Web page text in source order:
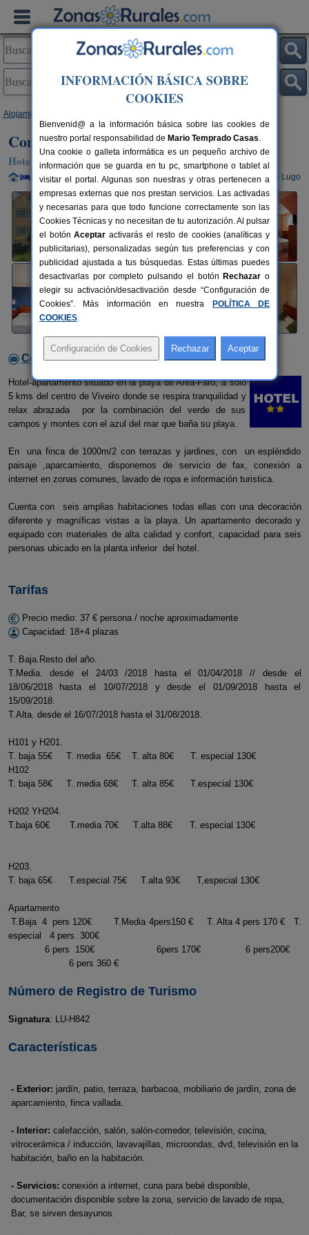
Alojamientos
Complexo Alameda
Hotel en Viveiro (Lugo)
Alquiler completo y por habitaciones 18+4 plazas 95 km de Lugo
Contactar con el alojamiento
Hotel-apartamento situado en la playa de Area-Faro, a sólo
5 kms del centro de Viveiro donde se respira tranquilidad y
relax abrazada por la combinación del verde de sus
campos y montes con el azul del mar que baña su playa.
En una finca de 1000m/2 con terrazas y jardines, con un espléndido
paisaje ,aparcamiento, disponemos de servicio de fax, conexión a
internet en zonas comunes, lavado de ropa e información turistica.
Cuenta con seis amplias habitaciones todas ellas con una decoración
diferente y magníficas vistas a la playa. Un apartamento decorado y
equipado con materiales de alta calidad y confort, capacidad para seis
personas ubicado en la planta inferior del hotel.
Tarifas
Precio medio: 37 € persona / noche aproximadamente
Capacidad: 18+4 plazas
T. Baja.Resto del año.
T.Media. desde el 24/03 /2018 hasta el 01/04/2018 // desde el
18/06/2018 hasta el 10/07/2018 y desde el 01/09/2018 hasta el
15/09/2018.
T.Alta. desde el 16/07/2018 hasta el 31/08/2018.
H101 y H201.
T. baja 55€ T. media 65€ T. alta 80€ T. especial 130€
H102
T. baja 58€ T. media 68€ T. alta 85€ T.especial 130€
H202 YH204.
T.baja 60€ T.media 70€ T.alta 88€ T. especial 130€
H203.
T. baja 65€ T.especial 75€ T.alta 93€ T,especial 130€
Apartamento
T.Baja 4 pers 120€ T.Media 4pers150 € T. Alta 4 pers 170 € T.
especial 4 pers. 300€
6 pers 150€ 6pers 170€ 6 pers200€
6 pers 360 €
Número de Registro de Turismo
Signatura: LU-H842
Características
- Exterior: jardín, patio, terraza, barbacoa, mobiliario de jardín, zona de
aparcamiento, finca vallada.
- Interior: calefacción, salón, salón-comedor, televisión, cocina,
vitrocerámica / inducción, lavavajillas, microondas, dvd, televisión en la
habitación, baño en la habitación.
- Servicios: conexión a internet, cuna para bebé disponible,
documentación disponible sobre la zona, servicio de lavado de ropa,
Bar, se sirven desayunos.
INFORMACIÓN BÁSICA SOBRE
COOKIES
Bienvenid@ a la información básica sobre las cookies de
nuestro portal responsabilidad de Mario Temprado Casas.
Una cookie o galleta informática es un pequeño archivo de
información que se guarda en tu pc, smartphone o tablet al
visitar el portal. Algunas son nuestras y otras pertenecen a
empresas externas que nos prestan servicios. Las activadas
y necesarias para que todo funcione correctamente son las
Cookies Técnicas y no necesitan de tu autorización. Al pulsar
el botónAceptar activarás el resto de cookies (analíticas y
publicitarias), personalizadas según tus preferencias y con
publicidad ajustada a tus búsquedas. Estas últimas puedes
desactivarlas por completo pulsando el botón Rechazar o
elegir su activación/desactivación desde “Configuración de
Cookies”. Más información en nuestra
POLÍTICA DE
COOKIES.